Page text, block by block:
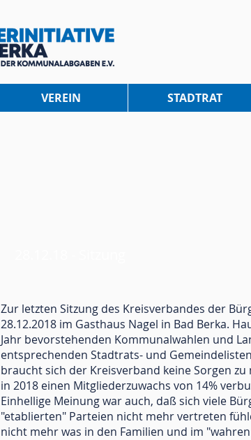
VEREIN STADTRAT
Zur letzten Sitzung des Kreisverbandes der
28.12.2018 im Gasthaus Nagel in Bad Berka.
Jahr bevorstehenden Kommunalwahlen und
entsprechenden Stadtrats- und
braucht sich der Kreisverband keine Sorgen
in 2018 einen Mitgliederzuwachs von 14%
Einhellige Meinung war auch, daß sich viele
"etablierten" Parteien nicht mehr vertreten
nicht mehr was in den Familien und im